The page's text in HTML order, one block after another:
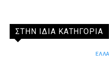
ΣΤΗΝ ΙΔΙΑ ΚΑΤΗΓΟΡΙΑ